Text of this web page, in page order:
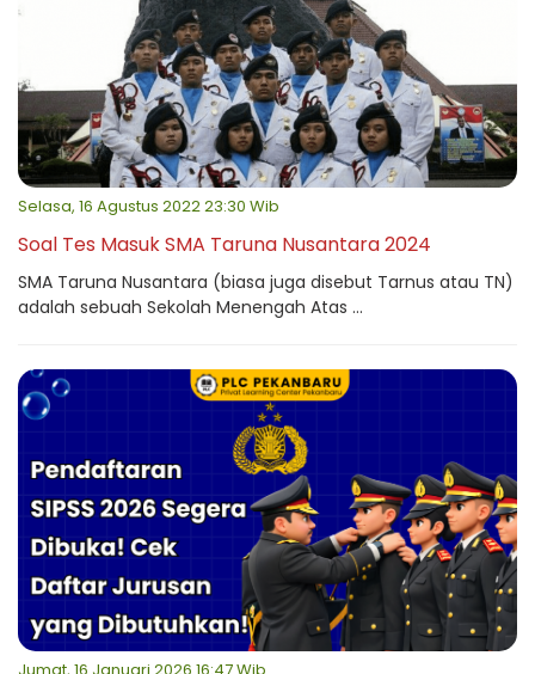
Selasa, 16 Agustus 2022 23:30 Wib
Soal Tes Masuk SMA Taruna Nusantara 2024
SMA Taruna Nusantara (biasa juga disebut Tarnus atau TN)
adalah sebuah Sekolah Menengah Atas ...